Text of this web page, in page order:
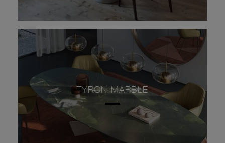
TYRON MARBLE